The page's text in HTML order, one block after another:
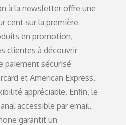
à la newsletter offre une
cent sur la première
en promotion,
clientes à découvrir
paiement sécurisé
et American Express,
appréciable. Enfin, le
accessible par email,
garantit un